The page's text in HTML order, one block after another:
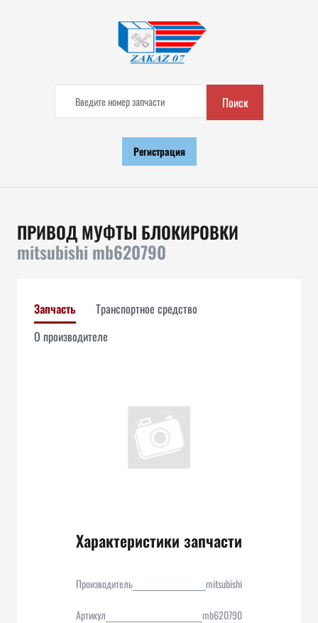
Поиск
Регистрация
ПРИВОД МУФТЫ БЛОКИРОВКИ
mitsubishi mb620790
Запчасть
Транспортное средство
О производителе
Характеристики запчасти
Производитель mitsubishi
Артикул mb620790